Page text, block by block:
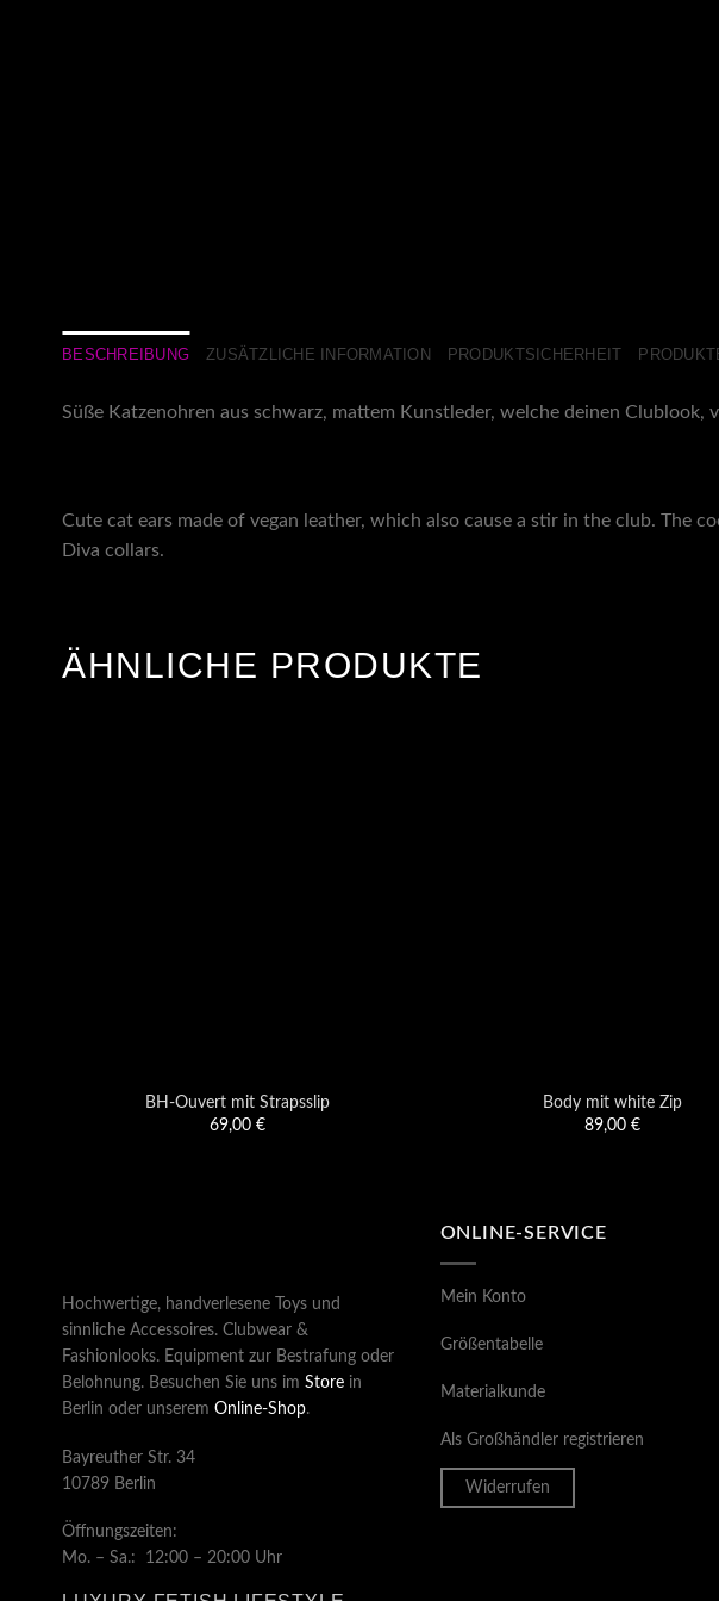
BESCHREIBUNG ZUSÄTZLICHE INFORMATION PRODUKTSICHERHEIT
Süße Katzenohren aus schwarz, mattem Kunstleder, welche deinen
Cute cat ears made of vegan leather, which also cause a stir in the club.
Diva collars.
ÄHNLICHE PRODUKTE
BH-Ouvert mit Strapsslip
69,00 €
Body mit white Zip
89,00 €
Hochwertige, handverlesene Toys und
sinnliche Accessoires. Clubwear &
Fashionlooks. Equipment zur Bestrafung oder
Belohnung. Besuchen Sie uns im Store in
Berlin oder unserem Online-Shop.
Bayreuther Str. 34
10789 Berlin
Öffnungszeiten:
Mo. – Sa.: 12:00 – 20:00 Uhr
ONLINE-SERVICE
Mein Konto
Größentabelle
Materialkunde
Als Großhändler registrieren
Widerrufen